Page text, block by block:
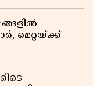
മെറ്റയ്ക്ക്